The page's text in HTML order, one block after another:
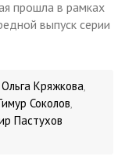
прошла в рамках
выпуск серии
Ольга Кряжкова,
Соколов,
Пастухов